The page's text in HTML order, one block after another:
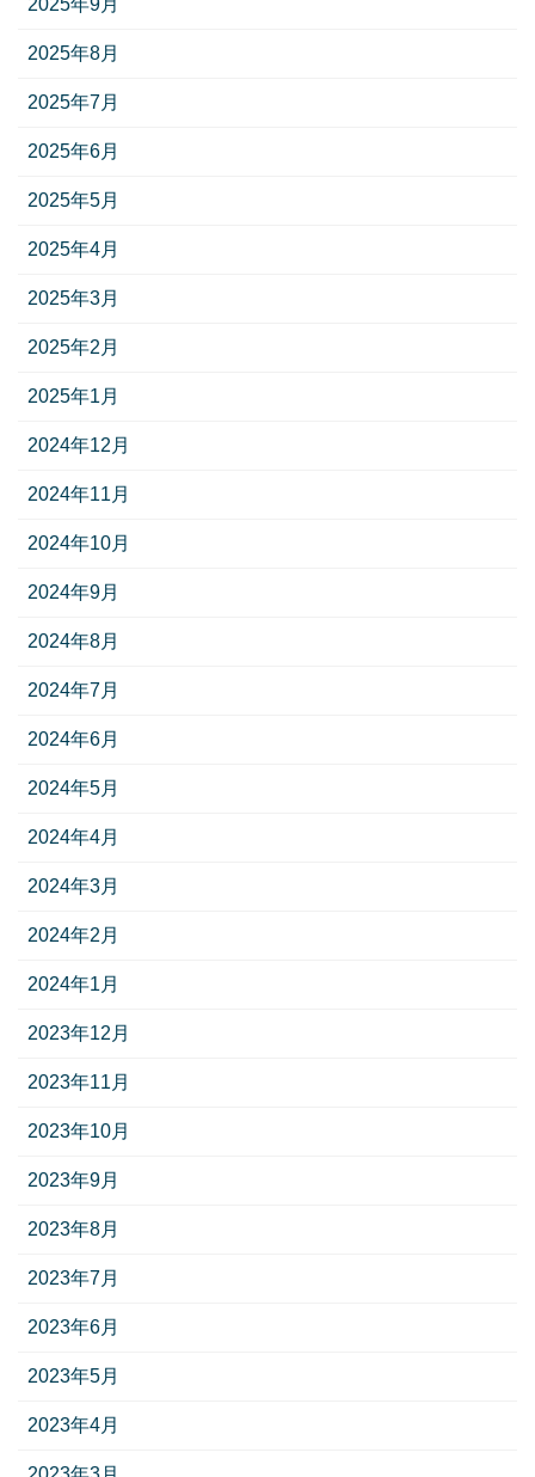
2025年9月
2025年8月
2025年7月
2025年6月
2025年5月
2025年4月
2025年3月
2025年2月
2025年1月
2024年12月
2024年11月
2024年10月
2024年9月
2024年8月
2024年7月
2024年6月
2024年5月
2024年4月
2024年3月
2024年2月
2024年1月
2023年12月
2023年11月
2023年10月
2023年9月
2023年8月
2023年7月
2023年6月
2023年5月
2023年4月